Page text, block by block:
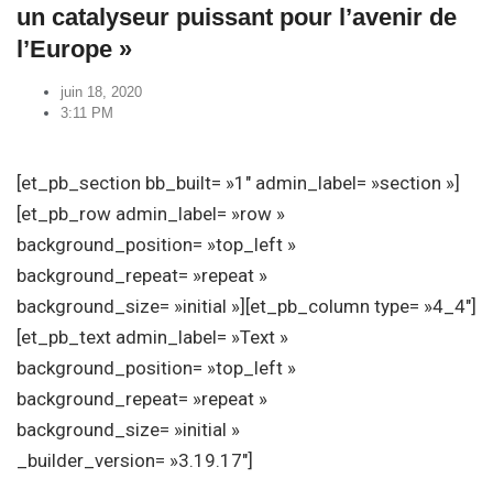
un catalyseur puissant pour l’avenir de
l’Europe »
juin 18, 2020
3:11 PM
[et_pb_section bb_built= »1″ admin_label= »section »]
[et_pb_row admin_label= »row »
background_position= »top_left »
background_repeat= »repeat »
background_size= »initial »][et_pb_column type= »4_4″]
[et_pb_text admin_label= »Text »
background_position= »top_left »
background_repeat= »repeat »
background_size= »initial »
_builder_version= »3.19.17″]